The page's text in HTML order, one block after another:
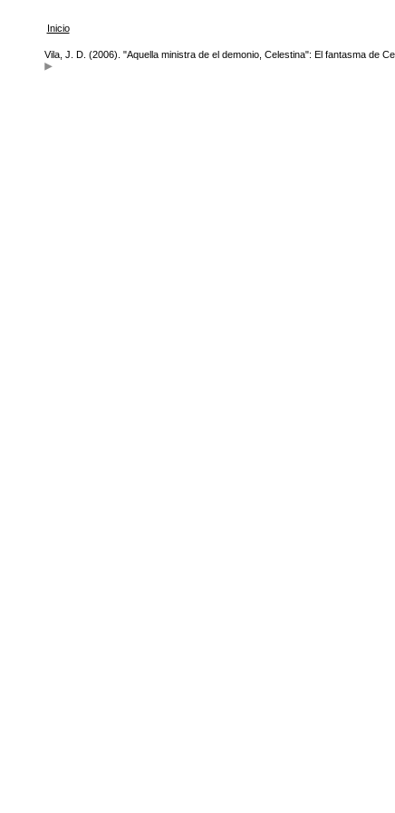
Inicio
Vila, J. D. (2006). "Aquella ministra de el demonio, Celestina": El fantasma de